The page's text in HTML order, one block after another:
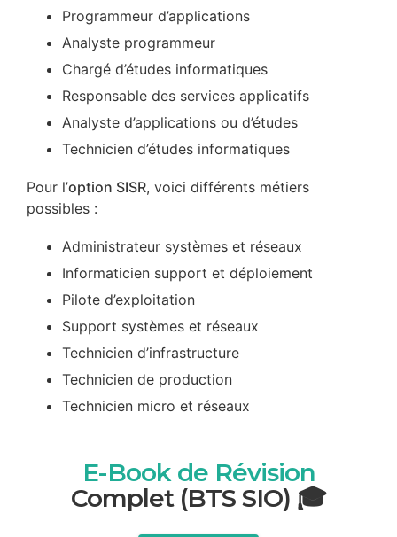
Programmeur d’applications
Analyste programmeur
Chargé d’études informatiques
Responsable des services applicatifs
Analyste d’applications ou d’études
Technicien d’études informatiques
Pour l’option SISR, voici différents métiers
possibles :
Administrateur systèmes et réseaux
Informaticien support et déploiement
Pilote d’exploitation
Support systèmes et réseaux
Technicien d’infrastructure
Technicien de production
Technicien micro et réseaux
E-Book de Révision
Complet (BTS SIO) 🎓